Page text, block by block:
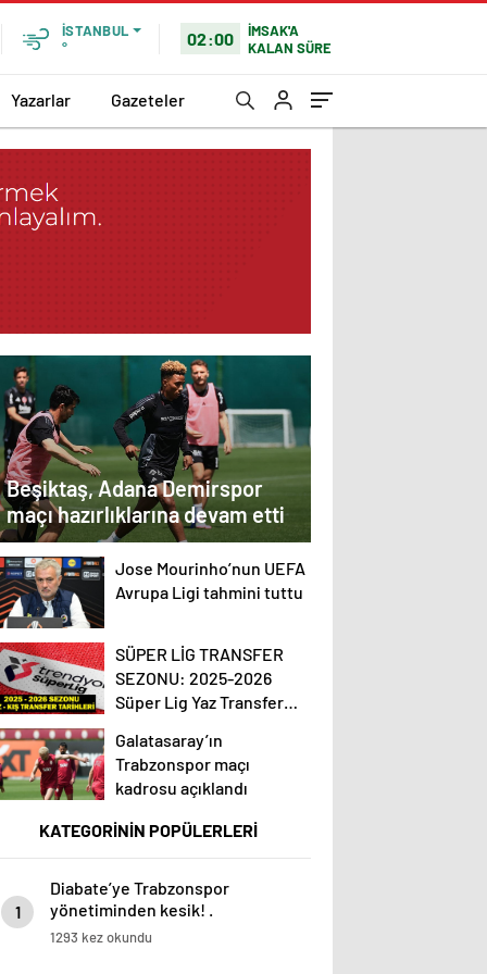
İSTANBUL
°
02:00
İMSAK'A
KALAN SÜRE
Yazarlar Gazeteler
Beşiktaş, Adana Demirspor
maçı hazırlıklarına devam etti
Jose Mourinho’nun UEFA
Avrupa Ligi tahmini tuttu
SÜPER LİG TRANSFER
SEZONU: 2025-2026
Süper Lig Yaz Transfer
Başlayacak? Kış Transfer
Sezonu Ne Zaman
Başlayacak? TFF Açıkladı!
Galatasaray’ın
Trabzonspor maçı
kadrosu açıklandı
KATEGORİNİN POPÜLERLERİ
1
Diabate’ye Trabzonspor
yönetiminden kesik! .
1293 kez okundu